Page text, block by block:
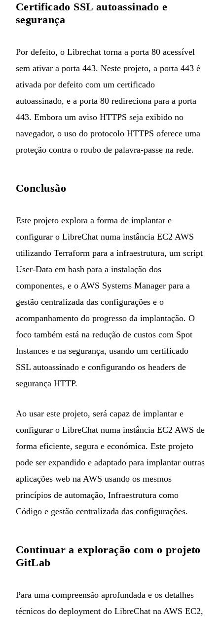
Certificado SSL autoassinado e
segurança
Por defeito, o Librechat torna a porta 80 acessível
sem ativar a porta 443. Neste projeto, a porta 443 é
ativada por defeito com um certificado
autoassinado, e a porta 80 redireciona para a porta
443. Embora um aviso HTTPS seja exibido no
navegador, o uso do protocolo HTTPS oferece uma
proteção contra o roubo de palavra-passe na rede.
Conclusão
Este projeto explora a forma de implantar e
configurar o LibreChat numa instância EC2 AWS
utilizando Terraform para a infraestrutura, um script
User-Data em bash para a instalação dos
componentes, e o AWS Systems Manager para a
gestão centralizada das configurações e o
acompanhamento do progresso da implantação. O
foco também está na redução de custos com Spot
Instances e na segurança, usando um certificado
SSL autoassinado e configurando os headers de
segurança HTTP.
Ao usar este projeto, será capaz de implantar e
configurar o LibreChat numa instância EC2 AWS de
forma eficiente, segura e económica. Este projeto
pode ser expandido e adaptado para implantar outras
aplicações web na AWS usando os mesmos
princípios de automação, Infraestrutura como
Código e gestão centralizada das configurações.
Continuar a exploração com o projeto
GitLab
Para uma compreensão aprofundada e os detalhes
técnicos do deployment do LibreChat na AWS EC2,